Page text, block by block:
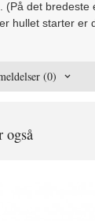
(På det bredeste
hullet starter er
(0)
også